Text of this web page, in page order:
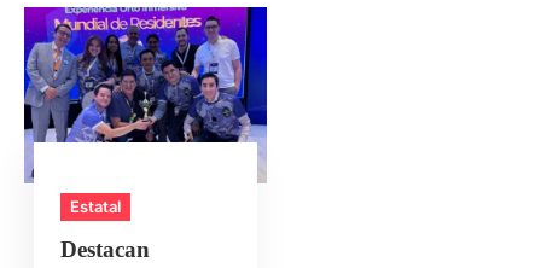
Estatal
Destacan